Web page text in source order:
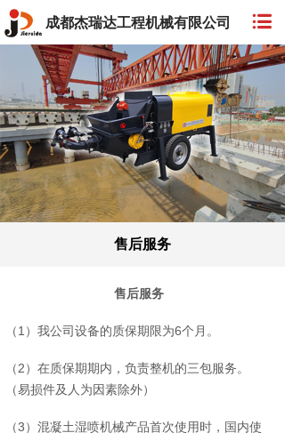
售后服务
售后服务
（1）我公司设备的质保期限为6个月。
（2）在质保期期内，负责整机的三包服务。
（易损件及人为因素除外）
（3）混凝土湿喷机械产品首次使用时，国内使
成都杰瑞达工程机械有限公司